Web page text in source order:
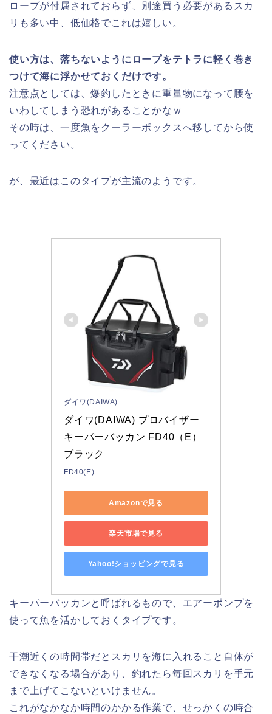
ロープが付属されておらず、別途買う必要があるスカ
リも多い中、低価格でこれは嬉しい。
使い方は、落ちないようにロープをテトラに軽く巻き
つけて海に浮かせておくだけです。
注意点としては、爆釣したときに重量物になって腰を
いわしてしまう恐れがあることかなｗ
その時は、一度魚をクーラーボックスへ移してから使
ってください。
が、最近はこのタイプが主流のようです。
ダイワ(DAIWA)
ダイワ(DAIWA) プロバイザー
キーパーバッカン FD40（E）
ブラック
FD40(E)
Amazonで見る
楽天市場で見る
Yahoo!ショッピングで見る
キーパーバッカンと呼ばれるもので、エアーポンプを
使って魚を活かしておくタイプです。
干潮近くの時間帯だとスカリを海に入れること自体が
できなくなる場合があり、釣れたら毎回スカリを手元
まで上げてこないといけません。
これがなかなか時間のかかる作業で、せっかくの時合